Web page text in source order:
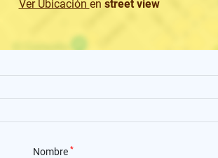
Ver Ubicación en street view
Nombre *